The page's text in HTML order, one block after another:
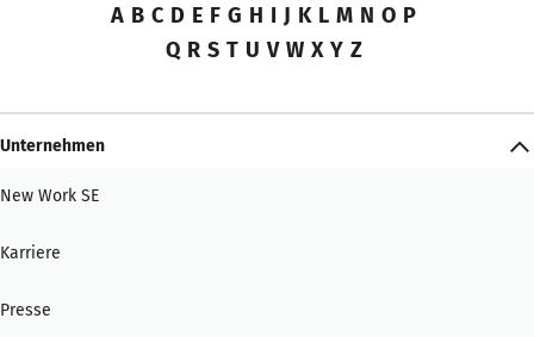
A B C D E F G H I J K L M N O P
Q R S T U V W X Y Z
Unternehmen
New Work SE
Karriere
Presse